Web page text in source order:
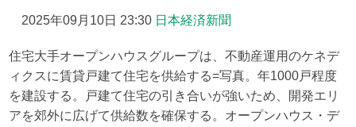
2025年09月10日 23:30 日本経済新聞
住宅大手オープンハウスグループは、不動産運用のケネデ
ィクスに賃貸戸建て住宅を供給する=写真。年1000戸程度
を建設する。戸建て住宅の引き合いが強いため、開発エリ
アを郊外に広げて供給数を確保する。オープンハウス・デ